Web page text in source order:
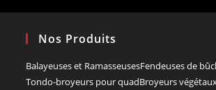
Nos Produits
Balayeuses et RamasseusesFendeuses de
Tondo-broyeurs pour quadBroyeurs